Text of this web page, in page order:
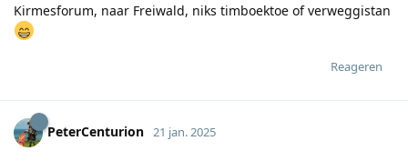
Kirmesforum, naar Freiwald, niks timboektoe of verweggistan
Reageren
PeterCenturion 21 jan. 2025